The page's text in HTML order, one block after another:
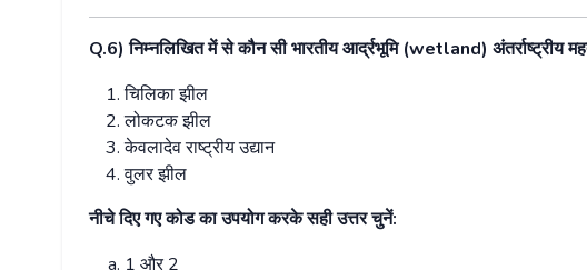
Q.6)निम्नलिखितमेंसेकौनसीभारतीयआर्द्रभूमि(wetland) अंतर्राष्ट्रीय
चिलिकाझील
लोकटकझील
केवलादेवराष्ट्रीयउद्यान
वुलरझील
नीचेदिएगएकोडकाउपयोगकरकेसहीउत्तरचुनें:
1 और2